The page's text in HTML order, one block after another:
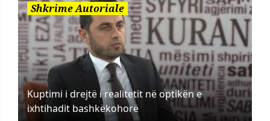
Shkrime Autoriale
Kuptimi i drejtë i realitetit në optikën e
ixhtihadit bashkëkohorë